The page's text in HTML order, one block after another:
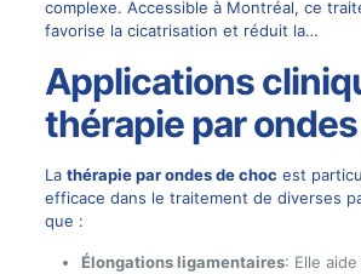
complexe. Accessible à Montréal, ce
favorise la cicatrisation et réduit la…
Applications
thérapie par
La thérapie par ondes de choc est
efficace dans le traitement de diverses
que :
Élongations ligamentaires: Elle